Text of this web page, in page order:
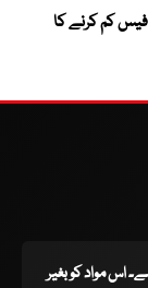
فیس کم کرنے کا
اس مواد کو بغیر